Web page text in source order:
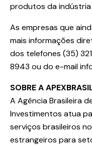
produtos da
As empresas que
mais informações
dos telefones (35)
8943 ou do e-mail
SOBRE A
A Agência Brasileira
Investimentos atua
serviços brasileiros
estrangeiros para